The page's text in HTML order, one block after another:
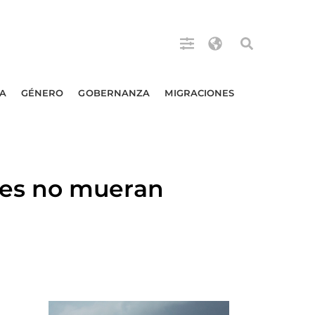
GÉNERO GOBERNANZA MIGRACIONES
no mueran